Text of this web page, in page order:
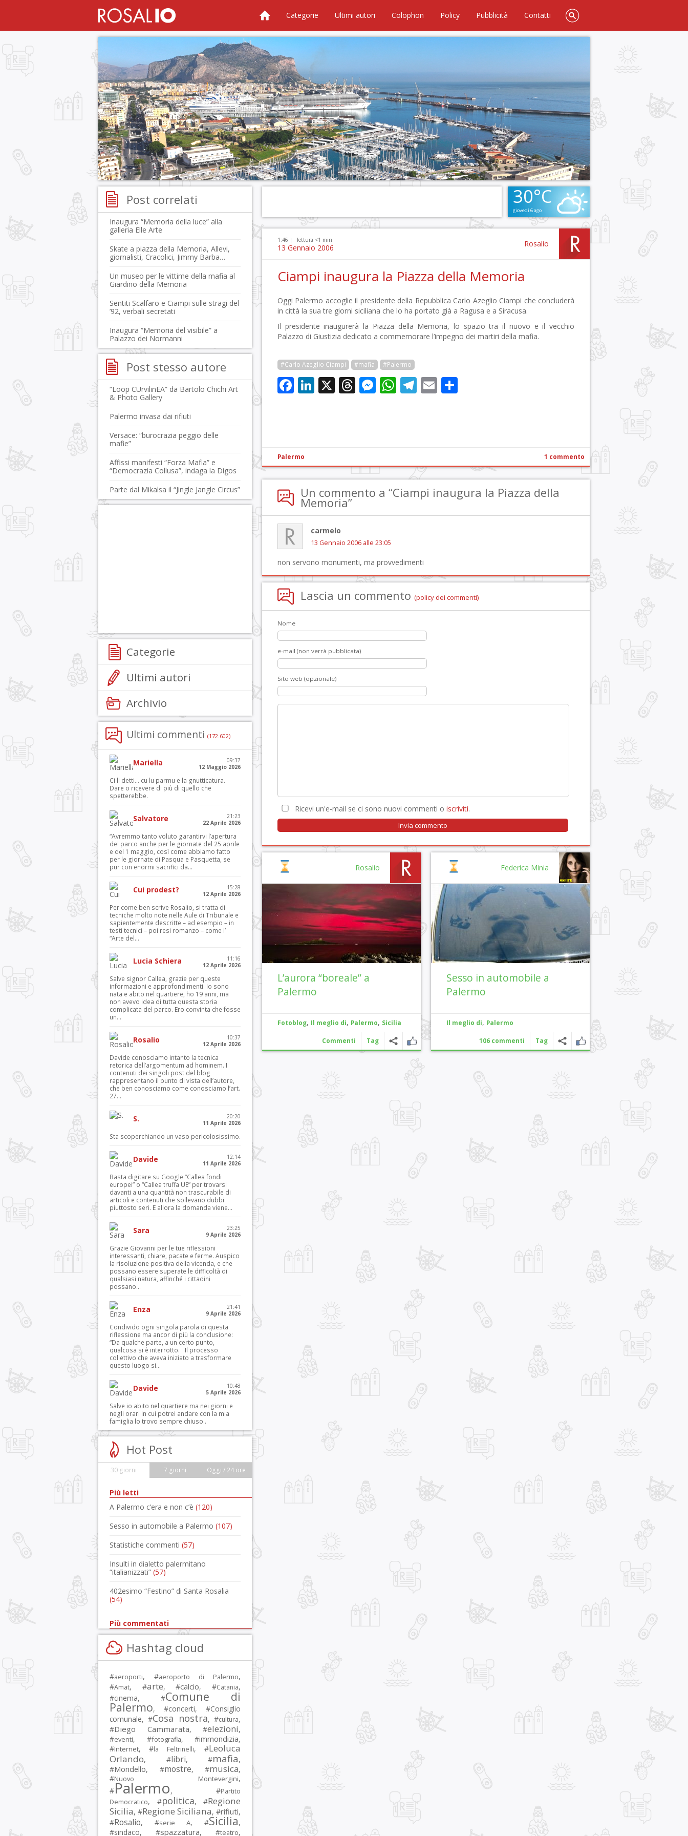
Categorie Ultimi autori Colophon Policy Pubblicità Contatti
30°C
giovedì 6 ago
1:46 | lettura <1 min.
13 Gennaio 2006 Rosalio
Ciampi inaugura la Piazza della Memoria
Oggi Palermo accoglie il presidente della Repubblica Carlo Azeglio Ciampi che concluderà
in città la sua tre giorni siciliana che lo ha portato già a Ragusa e a Siracusa.
Il presidente inaugurerà la Piazza della Memoria, lo spazio tra il nuovo e il vecchio
Palazzo di Giustizia dedicato a commemorare l’impegno dei martiri della mafia.
#Carlo Azeglio Ciampi #mafia #Palermo
Facebook
LinkedIn
X Threads
Messenger
WhatsApp
Telegram
Email
Palermo 1 commento
Un commento a “Ciampi inaugura la Piazza della
Memoria”
carmelo
13 Gennaio 2006 alle 23:05
non servono monumenti, ma provvedimenti
Lascia un commento (policy dei commenti)
Nome
e-mail (non verrà pubblicata)
Sito web (opzionale)
Ricevi un'e-mail se ci sono nuovi commenti o iscriviti.
Federica Minia
Sesso in automobile a
Palermo
Il meglio di, Palermo
106 commenti Tag
Rosalio
L’aurora “boreale” a
Palermo
Fotoblog, Il meglio di, Palermo, Sicilia
Commenti Tag
Post correlati
Inaugura “Memoria della luce” alla
galleria Elle Arte
Skate a piazza della Memoria, Allevi,
giornalisti, Cracolici, Jimmy Barba…
Un museo per le vittime della mafia al
Giardino della Memoria
Sentiti Scalfaro e Ciampi sulle stragi del
’92, verbali secretati
Inaugura “Memoria del visibile” a
Palazzo dei Normanni
Post stesso autore
“Loop CUrvilinEA” da Bartolo Chichi Art
& Photo Gallery
Palermo invasa dai rifiuti
Versace: “burocrazia peggio delle
mafie”
Affissi manifesti “Forza Mafia” e
“Democrazia Collusa”, indaga la Digos
Parte dal Mikalsa il “Jingle Jangle Circus”
Categorie
Ultimi autori
Archivio
Ultimi commenti (172.602)
Mariella
09:37
12 Maggio 2026
Ci li detti… cu lu parmu e la gnutticatura.
Dare o ricevere di più di quello che
spetterebbe.
Salvatore
21:23
22 Aprile 2026
“Avremmo tanto voluto garantirvi l’apertura
del parco anche per le giornate del 25 aprile
e del 1 maggio, così come abbiamo fatto
per le giornate di Pasqua e Pasquetta, se
pur con enormi sacrifici da...
Cui prodest?
15:28
12 Aprile 2026
Per come ben scrive Rosalio, si tratta di
tecniche molto note nelle Aule di Tribunale e
sapientemente descritte – ad esempio – in
testi tecnici – poi resi romanzo – come l’
“Arte del...
Lucia Schiera
11:16
12 Aprile 2026
Salve signor Callea, grazie per queste
informazioni e approfondimenti. Io sono
nata e abito nel quartiere, ho 19 anni, ma
non avevo idea di tutta questa storia
complicata del parco. Ero convinta che fosse
un...
Rosalio
10:37
12 Aprile 2026
Davide conosciamo intanto la tecnica
retorica dell’argomentum ad hominem. I
contenuti dei singoli post del blog
rappresentano il punto di vista dell’autore,
che ben conosciamo come conosciamo l’art.
27...
S.
20:20
11 Aprile 2026
Sta scoperchiando un vaso pericolosissimo.
Davide
12:14
11 Aprile 2026
Basta digitare su Google “Callea fondi
europei” o “Callea truffa UE” per trovarsi
davanti a una quantità non trascurabile di
articoli e contenuti che sollevano dubbi
piuttosto seri. E allora la domanda viene...
Sara
23:25
9 Aprile 2026
Grazie Giovanni per le tue riflessioni
interessanti, chiare, pacate e ferme. Auspico
la risoluzione positiva della vicenda, e che
possano essere superate le difficoltà di
qualsiasi natura, affinché i cittadini
possano...
Enza
21:41
9 Aprile 2026
Condivido ogni singola parola di questa
riflessione ma ancor di più la conclusione:
“Da qualche parte, a un certo punto,
qualcosa si è interrotto. Il processo
collettivo che aveva iniziato a trasformare
questo luogo si...
Davide
10:48
5 Aprile 2026
Salve io abito nel quartiere ma nei giorni e
negli orari in cui potrei andare con la mia
famiglia lo trovo sempre chiuso..
Hot Post
30 giorni 7 giorni Oggi / 24 ore
Più letti
A Palermo c’era e non c’è (120)
Sesso in automobile a Palermo (107)
Statistiche commenti (57)
Insulti in dialetto palermitano
“italianizzati” (57)
402esimo “Festino” di Santa Rosalia
(54)
Più commentati
Hashtag cloud
#aeroporti, #aeroporto di Palermo,
#Amat, #arte, #calcio, #Catania,
#cinema, #Comune di
Palermo, #concerti, #Consiglio
comunale, #Cosa nostra, #cultura,
#Diego Cammarata, #elezioni,
#eventi, #fotografia, #immondizia,
#Internet, #la Feltrinelli, #Leoluca
Orlando, #libri, #mafia,
#Mondello, #mostre, #musica,
#Nuovo Montevergini,
#Palermo, #Partito
Democratico, #politica, #Regione
Sicilia, #Regione Siciliana, #rifiuti,
#Rosalio, #serie A, #Sicilia,
#sindaco, #spazzatura, #teatro,